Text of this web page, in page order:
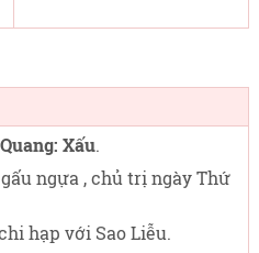
Xấu.
ngựa , chủ trị ngày Thứ
hạp với Sao Liễu.